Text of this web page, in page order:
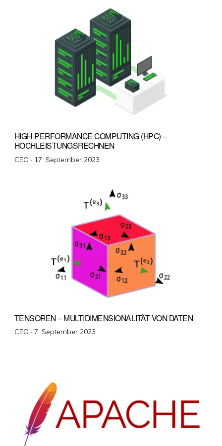
HIGH-PERFORMANCE COMPUTING (HPC) –
HOCHLEISTUNGSRECHNEN
CEO · Veröffentlicht
17. September 2023
TENSOREN – MULTIDIMENSIONALITÄT VON DATEN
CEO · Veröffentlicht
7. September 2023